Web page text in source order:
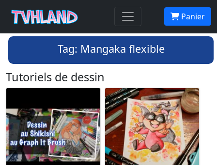
Panier
Tag: Mangaka flexible
Tutoriels de dessin